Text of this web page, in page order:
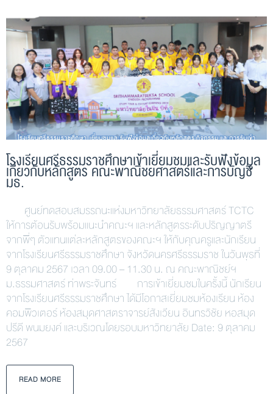
โรงเรียนศรีธรรมราชศึกษาเข้าเยี่ยมชมและรับฟังข้อมูล
เกี่ยวกับหลักสูตร คณะพาณิชยศาสตร์และการบัญชี
มธ.
ศูนย์ทดสอบสมรรถนะแห่งมหาวิทยาลัยธรรมศาสตร์ TCTC
ให้การต้อนรับพร้อมแนะนำคณะฯ และหลักสูตรระดับปริญญาตรี
จากพี่ๆ ตัวแทนแต่ละหลักสูตรของคณะฯ ให้กับคุณครูและนักเรียน
จากโรงเรียนศรีธรรมราชศึกษา จังหวัดนครศรีธรรมราช ในวันพุธที่
9 ตุลาคม 2567 เวลา 09.00 – 11.30 น. ณ คณะพาณิชย์ฯ
ม.ธรรมศาสตร์ ท่าพระจันทร์ การเข้าเยี่ยมชมในครั้งนี้ นักเรียน
จากโรงเรียนศรีธรรมราชศึกษา ได้มีโอกาสเยี่ยมชมห้องเรียน ห้อง
คอมพิวเตอร์ ห้องสมุดศาสตราจารย์สังเวียน อินทรวิชัย หอสมุด
ปรีดี พนมยงค์ และบริเวณโดยรอบมหาวิทยาลัย Date: 9 ตุลาคม
2567
READ MORE